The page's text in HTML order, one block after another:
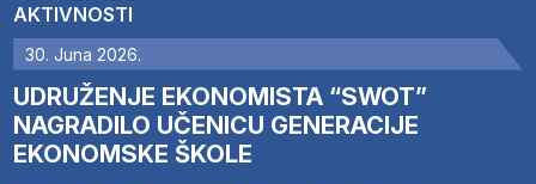
AKTIVNOSTI
30. Juna 2026.
UDRUŽENJE EKONOMISTA “SWOT”
NAGRADILO UČENICU GENERACIJE
EKONOMSKE ŠKOLE